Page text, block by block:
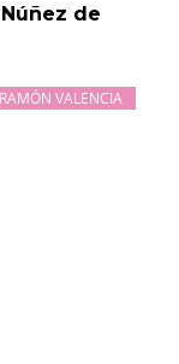
de
RAMÓN VALENCIA